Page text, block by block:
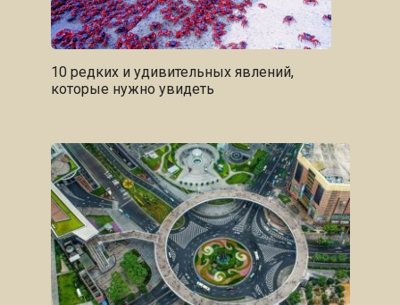
10 редких и удивительных явлений,
которые нужно увидеть